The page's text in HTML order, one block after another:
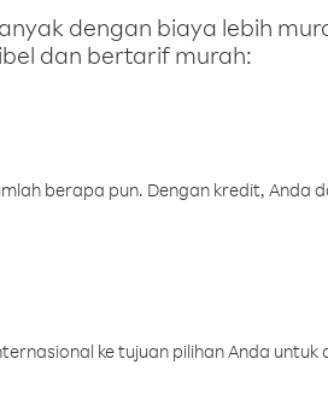
dengan biaya lebih
dan bertarif murah:
berapa pun. Dengan kredit, Anda
ke tujuan pilihan Anda